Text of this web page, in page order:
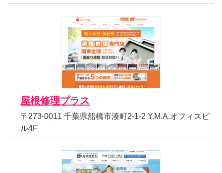
屋根修理プラス
〒273-0011 千葉県船橋市湊町2-1-2 Y.M.A.オフィスビ
ル4F